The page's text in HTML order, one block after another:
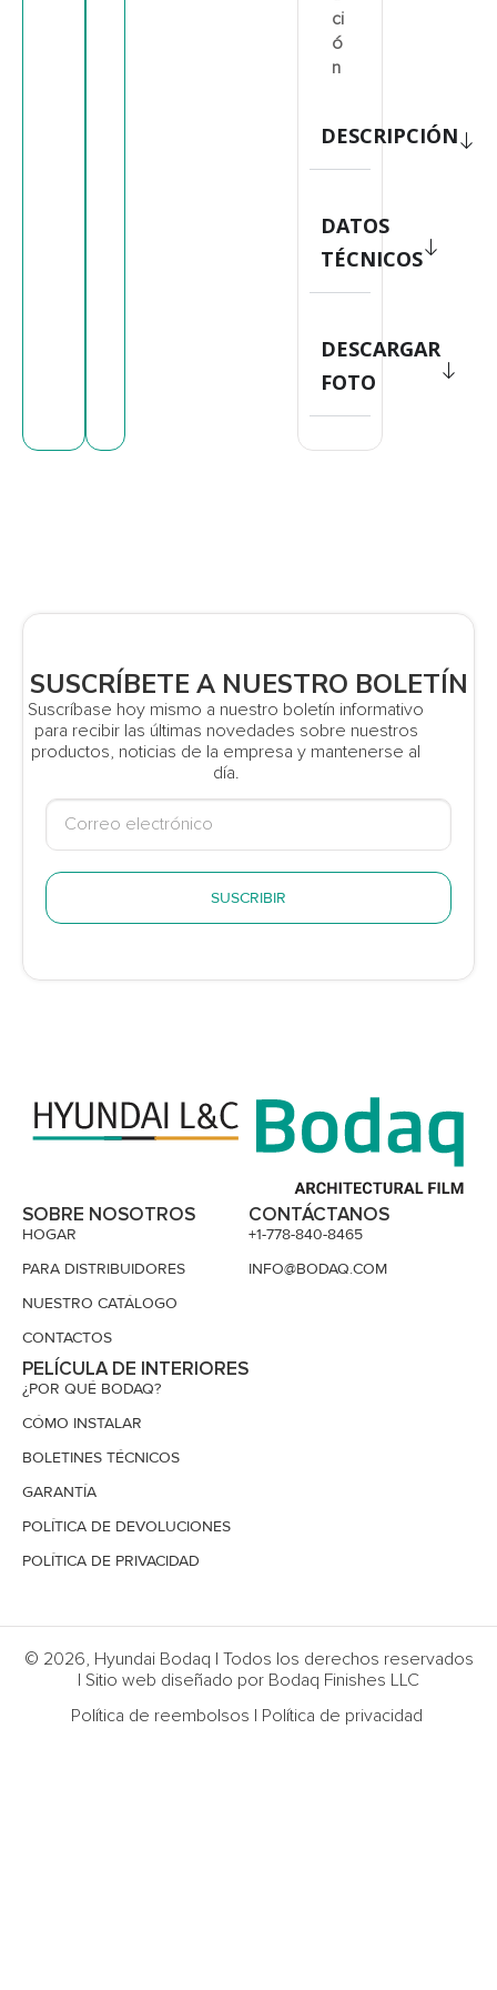
ci
ó
n
DESCRIPCIÓN
DATOS
TÉCNICOS
DESCARGAR
FOTO
SUSCRÍBETE A NUESTRO BOLETÍN
Suscríbase hoy mismo a nuestro boletín informativo
para recibir las últimas novedades sobre nuestros
productos, noticias de la empresa y mantenerse al
día.
SUSCRIBIR
SOBRE NOSOTROS
HOGAR
PARA DISTRIBUIDORES
NUESTRO CATÁLOGO
CONTACTOS
PELÍCULA DE INTERIORES
¿POR QUÉ BODAQ?
CÓMO INSTALAR
BOLETINES TÉCNICOS
GARANTÍA
POLÍTICA DE DEVOLUCIONES
POLÍTICA DE PRIVACIDAD
CONTÁCTANOS
+1-778-840-8465
INFO@BODAQ.COM
© 2026, Hyundai Bodaq | Todos los derechos reservados
| Sitio web diseñado por Bodaq Finishes LLC
Política de reembolsos | Política de privacidad